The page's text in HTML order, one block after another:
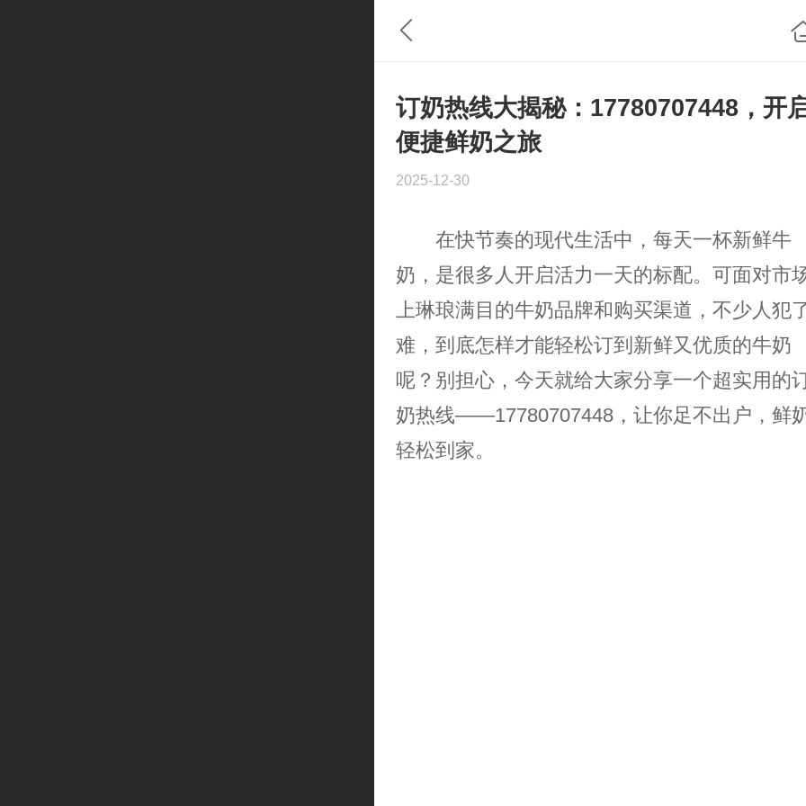
订奶热线大揭秘：17780707448，开
便捷鲜奶之旅
2025-12-30
在快节奏的现代生活中，每天一杯新鲜牛
奶，是很多人开启活力一天的标配。可面对市
上琳琅满目的牛奶品牌和购买渠道，不少人犯
难，到底怎样才能轻松订到新鲜又优质的牛奶
呢？别担心，今天就给大家分享一个超实用的
奶热线——17780707448，让你足不出户，鲜
轻松到家。